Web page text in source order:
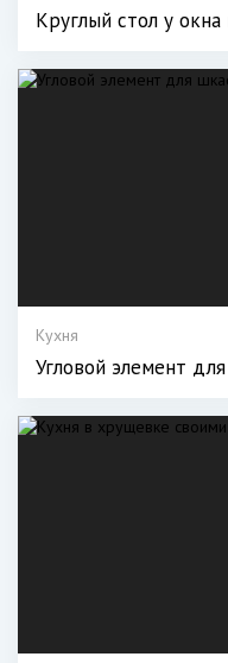
Круглый стол у
Кухня
Угловой элемент